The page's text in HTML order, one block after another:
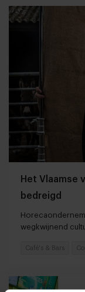
Het Vlaamse
bedreigd
wegkwijnend
Café's & Bars